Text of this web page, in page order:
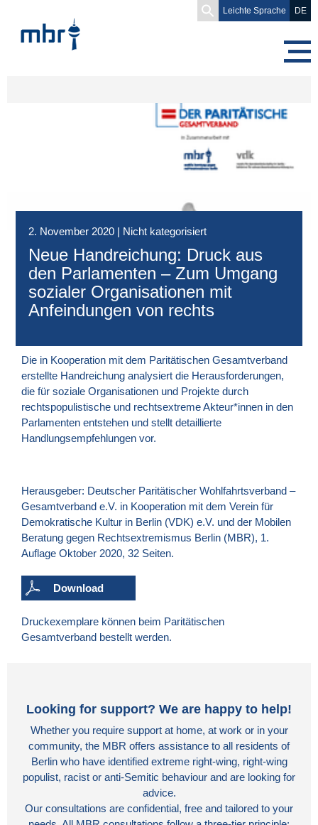
Search
for:
Leichte Sprache DE
2. November 2020 | Nicht kategorisiert
Neue Handreichung: Druck aus
den Parlamenten – Zum Umgang
sozialer Organisationen mit
Anfeindungen von rechts
Die in Kooperation mit dem Paritätischen Gesamtverband
erstellte Handreichung analysiert die Herausforderungen,
die für soziale Organisationen und Projekte durch
rechtspopulistische und rechtsextreme Akteur*innen in den
Parlamenten entstehen und stellt detaillierte
Handlungsempfehlungen vor.
Herausgeber: Deutscher Paritätischer Wohlfahrtsverband –
Gesamtverband e.V. in Kooperation mit dem Verein für
Demokratische Kultur in Berlin (VDK) e.V. und der Mobilen
Beratung gegen Rechtsextremismus Berlin (MBR), 1.
Auflage Oktober 2020, 32 Seiten.
Download
Druckexemplare können beim Paritätischen
Gesamtverband bestellt werden.
Looking for support? We are happy to help!
Whether you require support at home, at work or in your
community, the MBR offers assistance to all residents of
Berlin who have identified extreme right-wing, right-wing
populist, racist or anti-Semitic behaviour and are looking for
advice.
Our consultations are confidential, free and tailored to your